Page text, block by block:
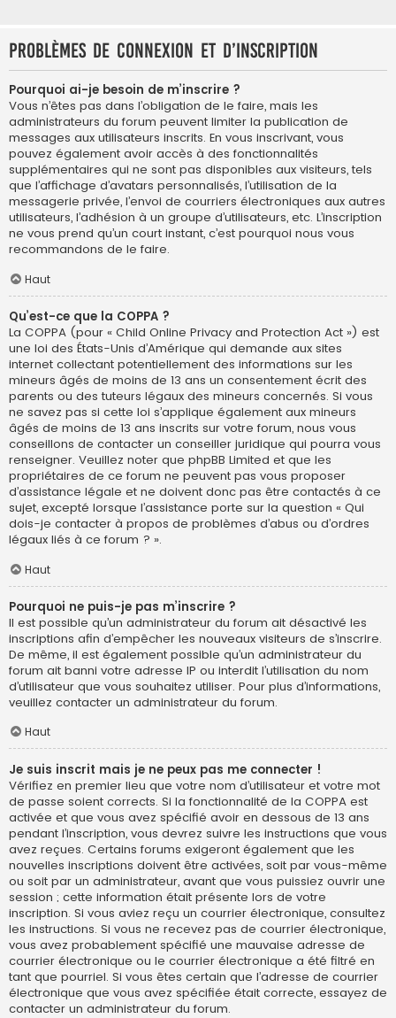
Problèmes de connexion et d’inscription
Pourquoi ai-je besoin de m’inscrire ?
Vous n’êtes pas dans l’obligation de le faire, mais les
administrateurs du forum peuvent limiter la publication de
messages aux utilisateurs inscrits. En vous inscrivant, vous
pouvez également avoir accès à des fonctionnalités
supplémentaires qui ne sont pas disponibles aux visiteurs, tels
que l’affichage d’avatars personnalisés, l’utilisation de la
messagerie privée, l’envoi de courriers électroniques aux autres
utilisateurs, l’adhésion à un groupe d’utilisateurs, etc. L’inscription
ne vous prend qu’un court instant, c’est pourquoi nous vous
recommandons de le faire.
Haut
Qu’est-ce que la COPPA ?
La COPPA (pour « Child Online Privacy and Protection Act ») est
une loi des États-Unis d’Amérique qui demande aux sites
internet collectant potentiellement des informations sur les
mineurs âgés de moins de 13 ans un consentement écrit des
parents ou des tuteurs légaux des mineurs concernés. Si vous
ne savez pas si cette loi s’applique également aux mineurs
âgés de moins de 13 ans inscrits sur votre forum, nous vous
conseillons de contacter un conseiller juridique qui pourra vous
renseigner. Veuillez noter que phpBB Limited et que les
propriétaires de ce forum ne peuvent pas vous proposer
d’assistance légale et ne doivent donc pas être contactés à ce
sujet, excepté lorsque l’assistance porte sur la question « Qui
dois-je contacter à propos de problèmes d’abus ou d’ordres
légaux liés à ce forum ? ».
Haut
Pourquoi ne puis-je pas m’inscrire ?
Il est possible qu’un administrateur du forum ait désactivé les
inscriptions afin d’empêcher les nouveaux visiteurs de s’inscrire.
De même, il est également possible qu’un administrateur du
forum ait banni votre adresse IP ou interdit l’utilisation du nom
d’utilisateur que vous souhaitez utiliser. Pour plus d’informations,
veuillez contacter un administrateur du forum.
Haut
Je suis inscrit mais je ne peux pas me connecter !
Vérifiez en premier lieu que votre nom d’utilisateur et votre mot
de passe soient corrects. Si la fonctionnalité de la COPPA est
activée et que vous avez spécifié avoir en dessous de 13 ans
pendant l’inscription, vous devrez suivre les instructions que vous
avez reçues. Certains forums exigeront également que les
nouvelles inscriptions doivent être activées, soit par vous-même
ou soit par un administrateur, avant que vous puissiez ouvrir une
session ; cette information était présente lors de votre
inscription. Si vous aviez reçu un courrier électronique, consultez
les instructions. Si vous ne recevez pas de courrier électronique,
vous avez probablement spécifié une mauvaise adresse de
courrier électronique ou le courrier électronique a été filtré en
tant que pourriel. Si vous êtes certain que l’adresse de courrier
électronique que vous avez spécifiée était correcte, essayez de
contacter un administrateur du forum.